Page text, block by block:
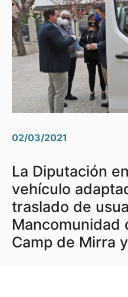
02/03/2021
La Diputación
vehículo
traslado de
Mancomunidad
Camp de Mirra